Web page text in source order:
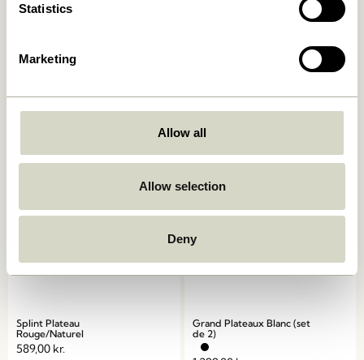
Statistics
Marketing
Allow all
Allow selection
Deny
Less Plateau Noir
499,00kr. 499,00kr.
Splint Plateau
Rouge/Naturel
589,00 kr.
Grand Plateaux Blanc (set
de 2)